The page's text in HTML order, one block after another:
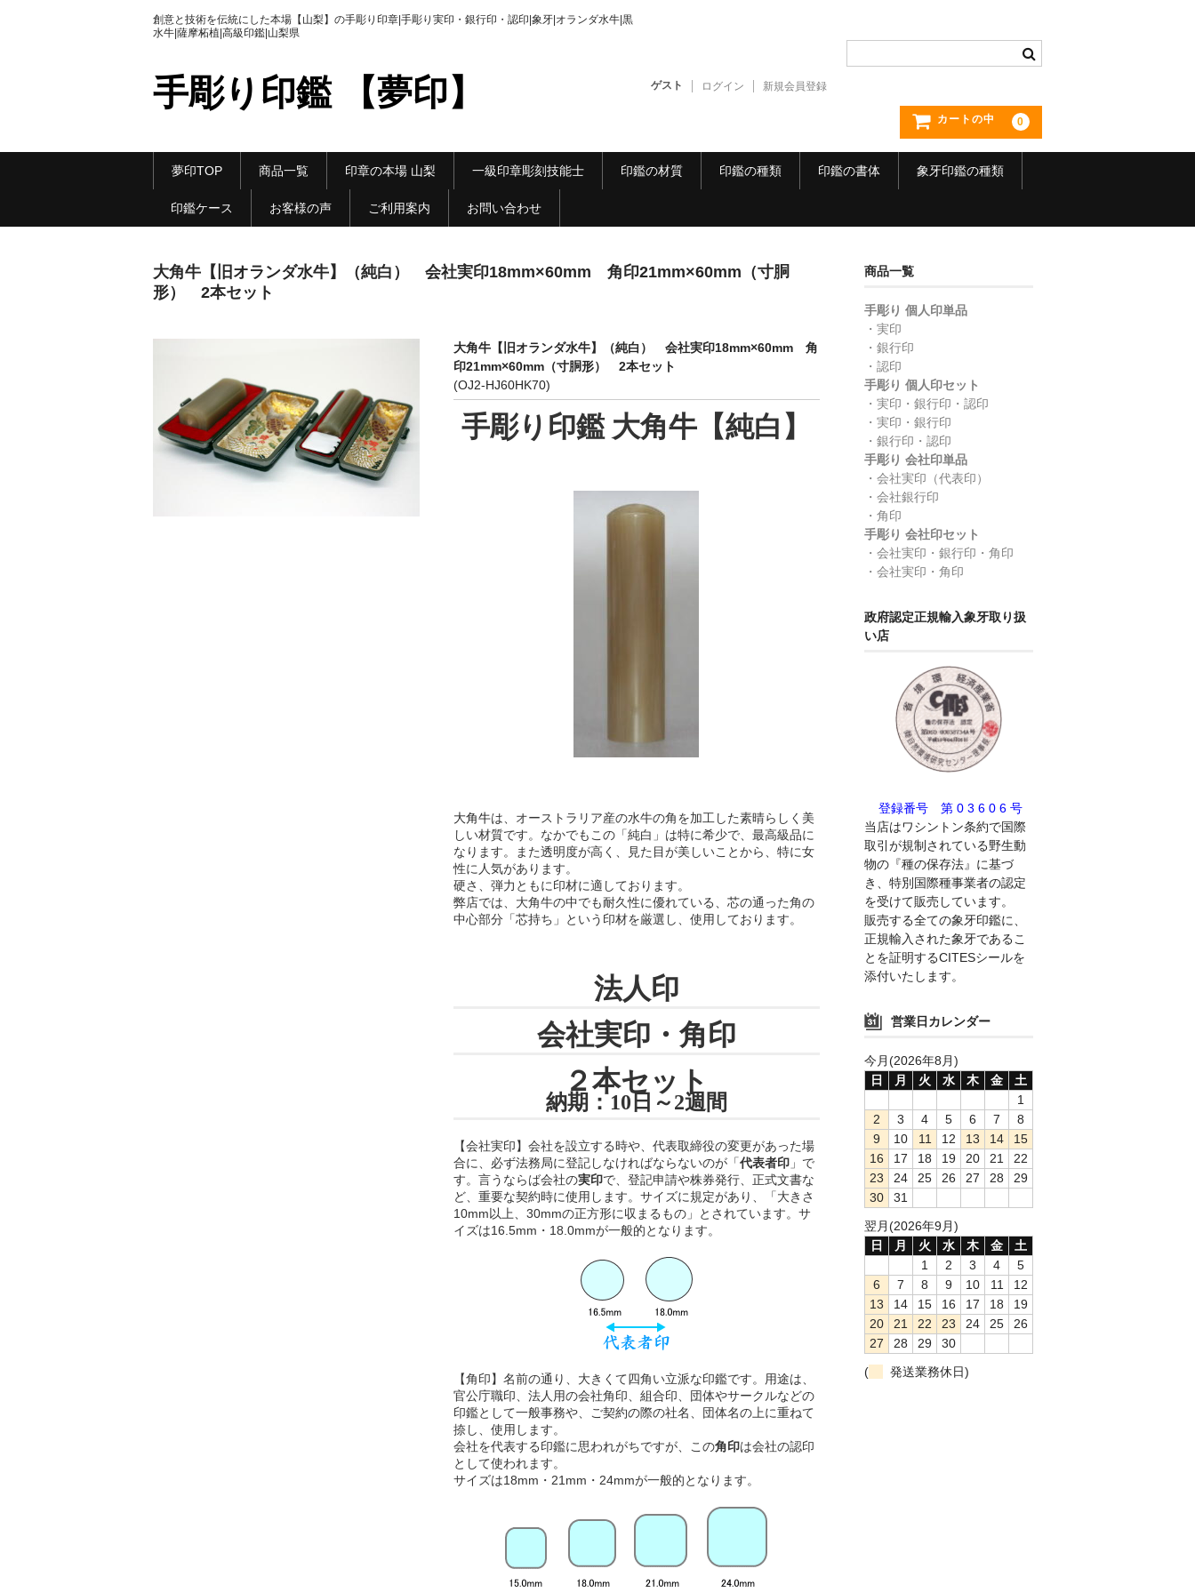
創意と技術を伝統にした本場【山梨】の手彫り印章|手彫り実印・銀行印・認印|象牙|オランダ水牛|黒
水牛|薩摩柘植|高級印鑑|山梨県
手彫り印鑑 【夢印】 ゲスト ログイン 新規会員登録
カートの中 0
夢印TOP 商品一覧 印章の本場 山梨 一級印章彫刻技能士 印鑑の材質 印鑑の種類 印鑑の書体 象牙印鑑の種類
印鑑ケース お客様の声 ご利用案内 お問い合わせ
大角牛【旧オランダ水牛】（純白） 会社実印18mm×60mm 角印21mm×60mm（寸胴
形） 2本セット
大角牛【旧オランダ水牛】（純白） 会社実印18mm×60mm 角
印21mm×60mm（寸胴形） 2本セット
(OJ2-HJ60HK70)
手彫り印鑑 大角牛【純白】
大角牛は、オーストラリア産の水牛の角を加工した素晴らしく美
しい材質です。なかでもこの「純白」は特に希少で、最高級品に
なります。また透明度が高く、見た目が美しいことから、特に女
性に人気があります。
硬さ、弾力ともに印材に適しております。
弊店では、大角牛の中でも耐久性に優れている、芯の通った角の
中心部分「芯持ち」という印材を厳選し、使用しております。
法人印
会社実印・角印
２本セット
納期：10日～2週間
【会社実印】会社を設立する時や、代表取締役の変更があった場
合に、必ず法務局に登記しなければならないのが「代表者印」で
す。言うならば会社の実印で、登記申請や株券発行、正式文書な
ど、重要な契約時に使用します。サイズに規定があり、「大きさ
10mm以上、30mmの正方形に収まるもの」とされています。サ
イズは16.5mm・18.0mmが一般的となります。
【角印】名前の通り、大きくて四角い立派な印鑑です。用途は、
官公庁職印、法人用の会社角印、組合印、団体やサークルなどの
印鑑として一般事務や、ご契約の際の社名、団体名の上に重ねて
捺し、使用します。
会社を代表する印鑑に思われがちですが、この角印は会社の認印
として使われます。
サイズは18mm・21mm・24mmが一般的となります。
商品一覧
手彫り 個人印単品
・実印
・銀行印
・認印
手彫り 個人印セット
・実印・銀行印・認印
・実印・銀行印
・銀行印・認印
手彫り 会社印単品
・会社実印（代表印）
・会社銀行印
・角印
手彫り 会社印セット
・会社実印・銀行印・角印
・会社実印・角印
政府認定正規輸入象牙取り扱
い店
登録番号 第 0 3 6 0 6 号
当店はワシントン条約で国際
取引が規制されている野生動
物の『種の保存法』に基づ
き、特別国際種事業者の認定
を受けて販売しています。
販売する全ての象牙印鑑に、
正規輸入された象牙であるこ
とを証明するCITESシールを
添付いたします。
営業日カレンダー
今月(2026年8月)
日
月 火 水 木 金
土
1
2
3 4 5 6 7
8
9
10 11 12 13 14
15
16
17 18 19 20 21
22
23
24 25 26 27 28
29
30
31
翌月(2026年9月)
日
月 火 水 木 金
土
1
2 3 4
5
6
7 8 9 10 11
12
13
14 15 16 17 18
19
20
21 22 23 24 25
26
27
28 29
30
(
発送業務休日)